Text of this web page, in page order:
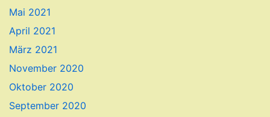
Mai 2021
April 2021
März 2021
November 2020
Oktober 2020
September 2020